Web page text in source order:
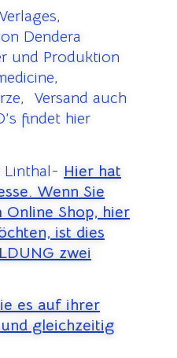
Dendera
und Produktion
Versand auch
findet hier
Linthal- Hier hat
Wenn Sie
Shop, hier
ist dies
zwei
es auf ihrer
gleichzeitig